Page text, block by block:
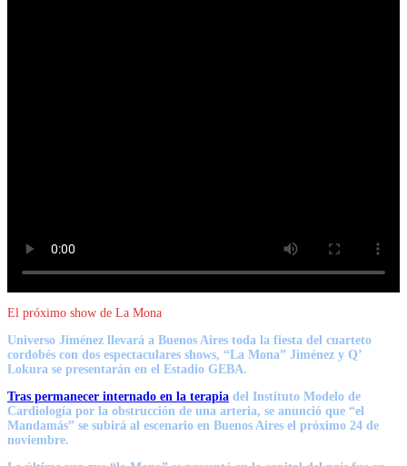
El próximo show de La Mona
Universo Jiménez llevará a Buenos Aires toda la fiesta del cuarteto
cordobés con dos espectaculares shows, “La Mona” Jiménez y Q’
Lokura se presentarán en el Estadio GEBA.
Tras permanecer internado en la terapia del Instituto Modelo de
Cardiología por la obstrucción de una arteria, se anunció que “el
Mandamás” se subirá al escenario en Buenos Aires el próximo 24 de
noviembre.